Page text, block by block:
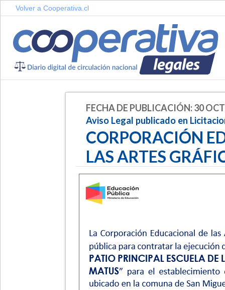
Volver a Cooperativa.cl
FECHA DE PUBLICACIÓN: 30
Aviso Legal publicado en
CORPORACIÓN
LAS ARTES